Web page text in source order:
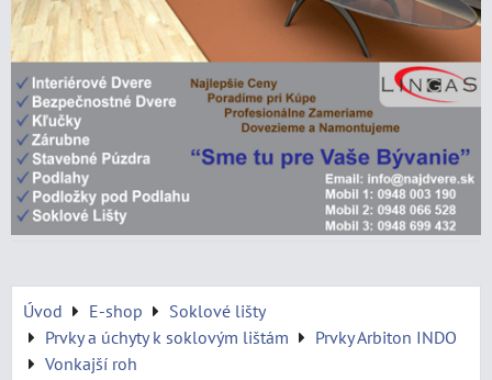
Úvod E-shop
Soklové lišty
Prvky a úchyty k soklovým lištám
Prvky Arbiton INDO
Vonkajší roh